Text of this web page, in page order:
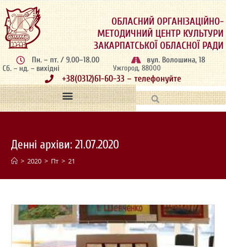
ОБЛАСНИЙ ОРГАНІЗАЦІЙНО-
МЕТОДИЧНИЙ ЦЕНТР КУЛЬТУРИ
ЗАКАРПАТСЬКОЇ ОБЛАСНОЇ РАДИ
Пн. – пт. / 9.00–18.00
Сб. – нд. – вихідні
вул. Волошина, 18
Ужгород, 88000
+38(0312)61-60-33 – телефонуйте
Денні архіви: 21.07.2020
> 2020 > Пт > 21